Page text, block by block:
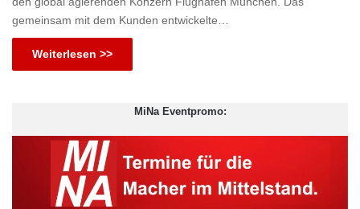
gemeinsam mit dem Kunden entwickelte…
Weiterlesen >>
MiNa Eventpromo: